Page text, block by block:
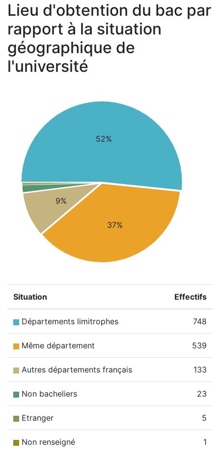
Lieu d'obtention du bac par
rapport à la situation
géographique de
l'université
52%
37%
9%
Situation Effectifs
Départements limitrophes 748
Même département 539
Autres départements français 133
Non bacheliers 23
Etranger 5
Non renseigné 1